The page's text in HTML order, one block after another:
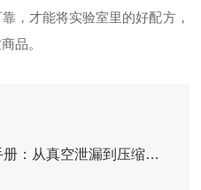
，才能将实验室里的好配方，
品。
真空冻干机常见故障排查手册：从真空泄漏到压缩机过载的解决方案